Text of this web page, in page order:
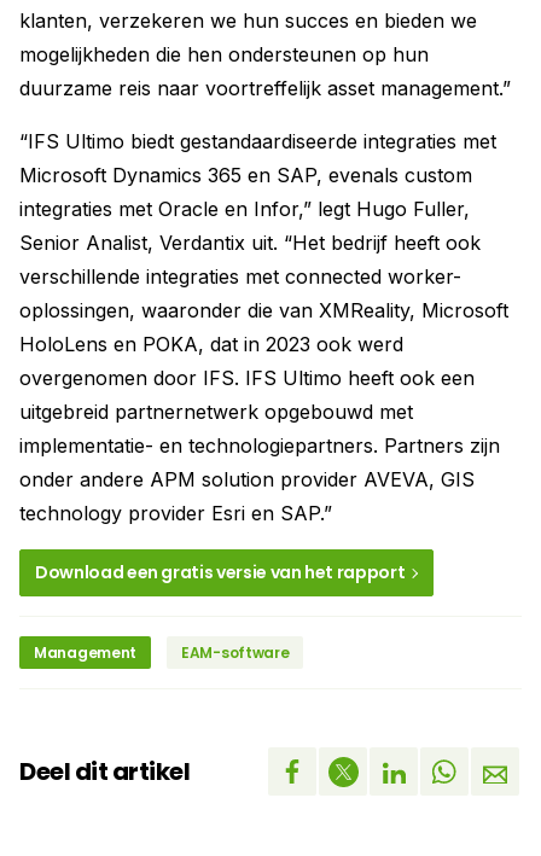
klanten, verzekeren we hun succes en bieden we
mogelijkheden die hen ondersteunen op hun
duurzame reis naar voortreffelijk asset management.”
“IFS Ultimo biedt gestandaardiseerde integraties met
Microsoft Dynamics 365 en SAP, evenals custom
integraties met Oracle en Infor,” legt Hugo Fuller,
Senior Analist, Verdantix uit. “Het bedrijf heeft ook
verschillende integraties met connected worker-
oplossingen, waaronder die van XMReality, Microsoft
HoloLens en POKA, dat in 2023 ook werd
overgenomen door IFS. IFS Ultimo heeft ook een
uitgebreid partnernetwerk opgebouwd met
implementatie- en technologiepartners. Partners zijn
onder andere APM solution provider AVEVA, GIS
technology provider Esri en SAP.”
Download een gratis versie van het rapport
Management EAM-software
Deel dit artikel